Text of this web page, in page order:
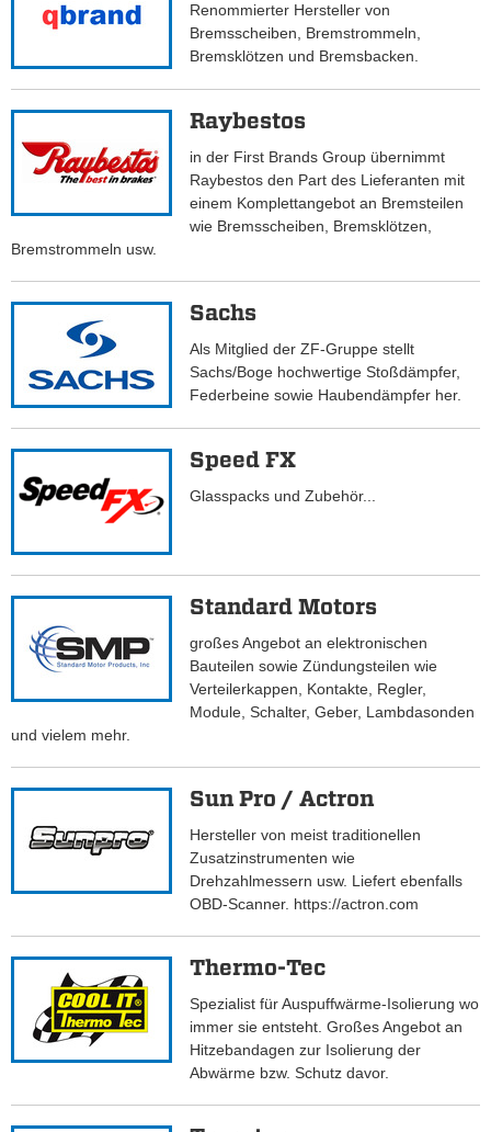
Renommierter Hersteller von
Bremsscheiben, Bremstrommeln,
Bremsklötzen und Bremsbacken.
Raybestos
in der First Brands Group übernimmt
Raybestos den Part des Lieferanten mit
einem Komplettangebot an Bremsteilen
wie Bremsscheiben, Bremsklötzen,
Bremstrommeln usw.
Sachs
Als Mitglied der ZF-Gruppe stellt
Sachs/Boge hochwertige Stoßdämpfer,
Federbeine sowie Haubendämpfer her.
Speed FX
Glasspacks und Zubehör...
Standard Motors
großes Angebot an elektronischen
Bauteilen sowie Zündungsteilen wie
Verteilerkappen, Kontakte, Regler,
Module, Schalter, Geber, Lambdasonden
und vielem mehr.
Sun Pro / Actron
Hersteller von meist traditionellen
Zusatzinstrumenten wie
Drehzahlmessern usw. Liefert ebenfalls
OBD-Scanner. https://actron.com
Thermo-Tec
Spezialist für Auspuffwärme-Isolierung wo
immer sie entsteht. Großes Angebot an
Hitzebandagen zur Isolierung der
Abwärme bzw. Schutz davor.